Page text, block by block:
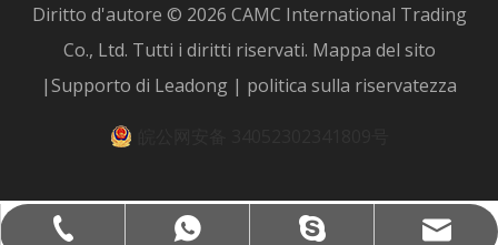
+86-13335550888
+8613955563190
+8613335550888
camcexport@camcexport.com
Diritto d'autore © 2026 CAMC International Trading
Co., Ltd. Tutti i diritti riservati. Mappa del sito
|Supporto di Leadong | politica sulla riservatezza